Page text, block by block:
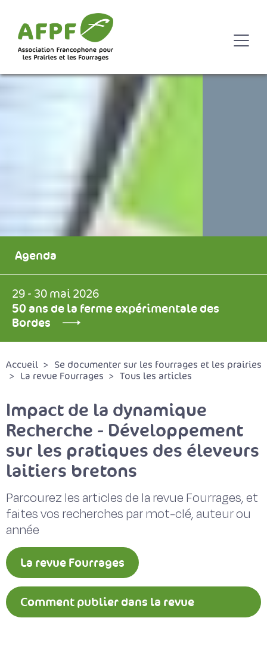
Agenda
29 - 30 mai 2026
50 ans de la ferme expérimentale des
Bordes
Accueil
Se documenter sur les fourrages et les prairies
La revue Fourrages
Tous les articles
Impact de la dynamique
Recherche - Développement
sur les pratiques des éleveurs
laitiers bretons
Parcourez les articles de la revue Fourrages, et
faites vos recherches par mot-clé, auteur ou
année
La revue Fourrages
Comment publier dans la revue